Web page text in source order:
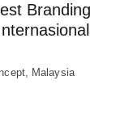
Branding
Malaysia